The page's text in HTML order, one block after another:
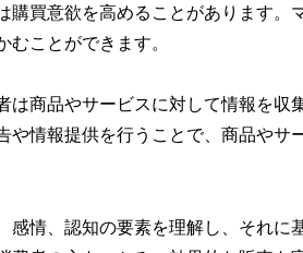
買意欲を高めることがあります。
ことができます。
商品やサービスに対して情報を収
情報提供を行うことで、商品やサ
情、認知の要素を理解し、それに